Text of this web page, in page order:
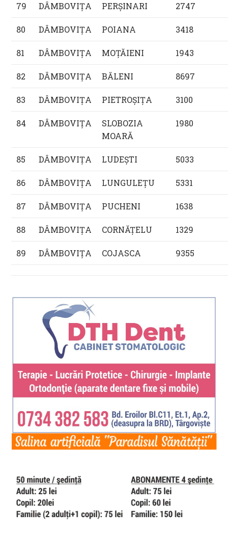
79 DÂMBOVIŢA PERŞINARI 2747
80 DÂMBOVIŢA POIANA 3418
81 DÂMBOVIŢA MOŢĂIENI 1943
82 DÂMBOVIŢA BĂLENI 8697
83 DÂMBOVIŢA PIETROŞIŢA 3100
84 DÂMBOVIŢA
SLOBOZIA
MOARĂ
1980
85 DÂMBOVIŢA LUDEŞTI 5033
86 DÂMBOVIŢA LUNGULEŢU 5331
87 DÂMBOVIŢA PUCHENI 1638
88 DÂMBOVIŢA CORNĂŢELU 1329
89 DÂMBOVIŢA COJASCA 9355